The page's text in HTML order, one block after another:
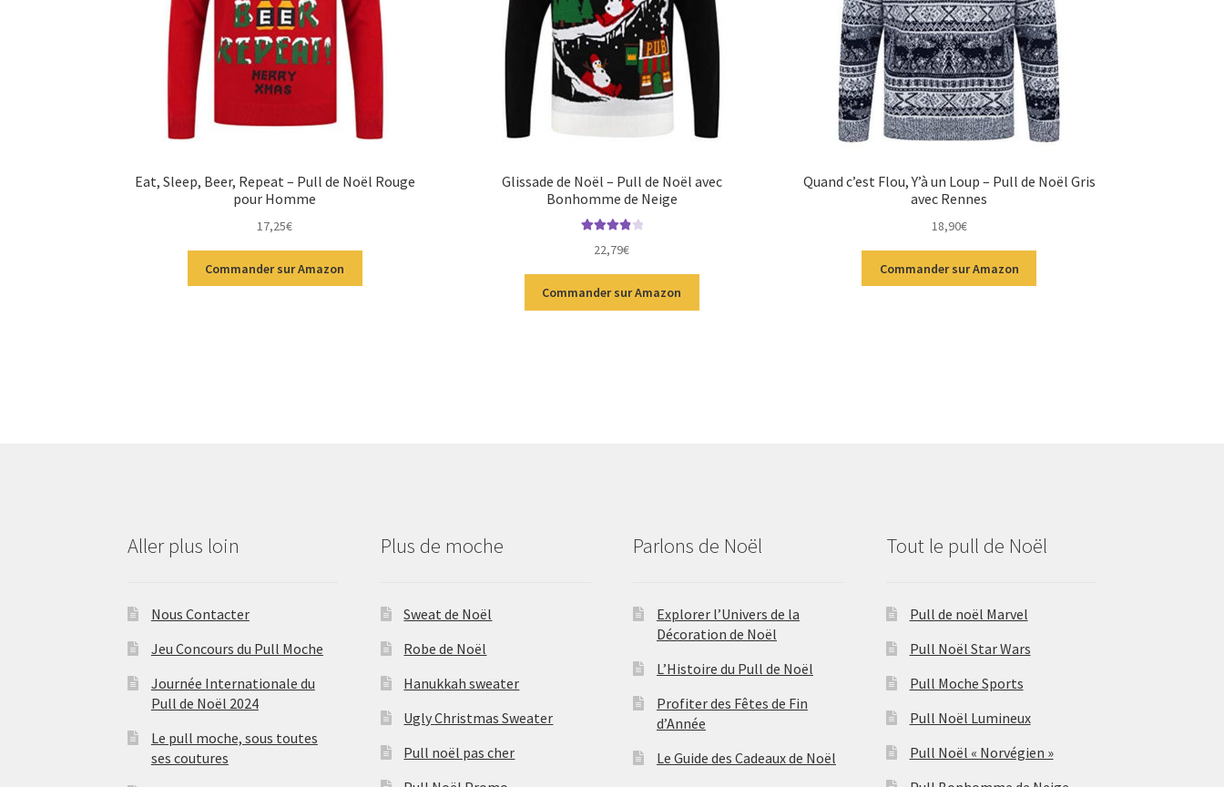
Eat, Sleep, Beer, Repeat – Pull de Noël Rouge
pour Homme
17,25€
Commander sur Amazon
Glissade de Noël – Pull de Noël avec
Bonhomme de Neige
sur 5
22,79€
Commander sur Amazon
Quand c’est Flou, Y’à un Loup – Pull de Noël Gris
avec Rennes
18,90€
Commander sur Amazon
Aller plus loin
Nous Contacter
Jeu Concours du Pull Moche
Journée Internationale du
Pull de Noël 2024
Le pull moche, sous toutes
ses coutures
Plus de moche
Sweat de Noël
Robe de Noël
Hanukkah sweater
Ugly Christmas Sweater
Pull noël pas cher
Parlons de Noël
Explorer l’Univers de la
Décoration de Noël
L’Histoire du Pull de Noël
Profiter des Fêtes de Fin
d’Année
Le Guide des Cadeaux de Noël
Tout le pull de Noël
Pull de noël Marvel
Pull Noël Star Wars
Pull Moche Sports
Pull Noël Lumineux
Pull Noël « Norvégien »